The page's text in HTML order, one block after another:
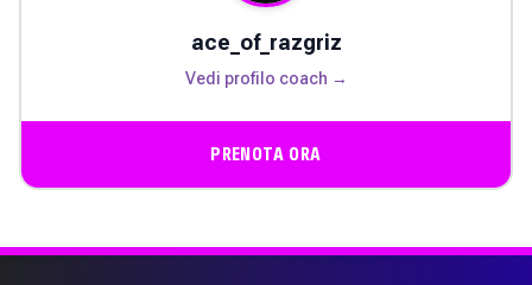
ace_of_razgriz
Vedi profilo coach →
PRENOTA ORA